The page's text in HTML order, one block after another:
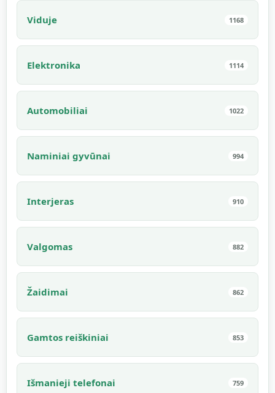
Viduje 1168
Elektronika 1114
Automobiliai 1022
Naminiai gyvūnai 994
Interjeras 910
Valgomas 882
Žaidimai 862
Gamtos reiškiniai 853
Išmanieji telefonai 759